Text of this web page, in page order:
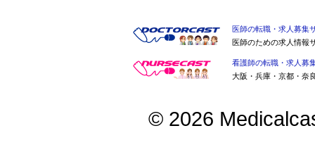
医師の転職・求人募集
医師のための求人情報
看護師の転職・求人募
大阪・兵庫・京都・奈
© 2026